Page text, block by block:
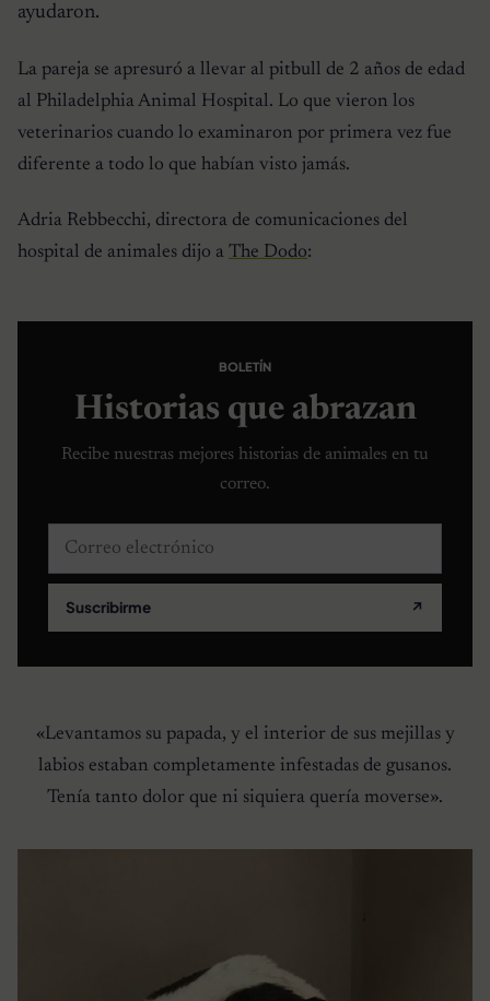
ayudaron.
La pareja se apresuró a llevar al pitbull de 2 años de edad
al Philadelphia Animal Hospital. Lo que vieron los
veterinarios cuando lo examinaron por primera vez fue
diferente a todo lo que habían visto jamás.
Adria Rebbecchi, directora de comunicaciones del
hospital de animales dijo a The Dodo:
BOLETÍN
Historias que abrazan
Recibe nuestras mejores historias de animales en tu
correo.
Correo electrónico
Suscribirme ↗
«Levantamos su papada, y el interior de sus mejillas y
labios estaban completamente infestadas de gusanos.
Tenía tanto dolor que ni siquiera quería moverse».